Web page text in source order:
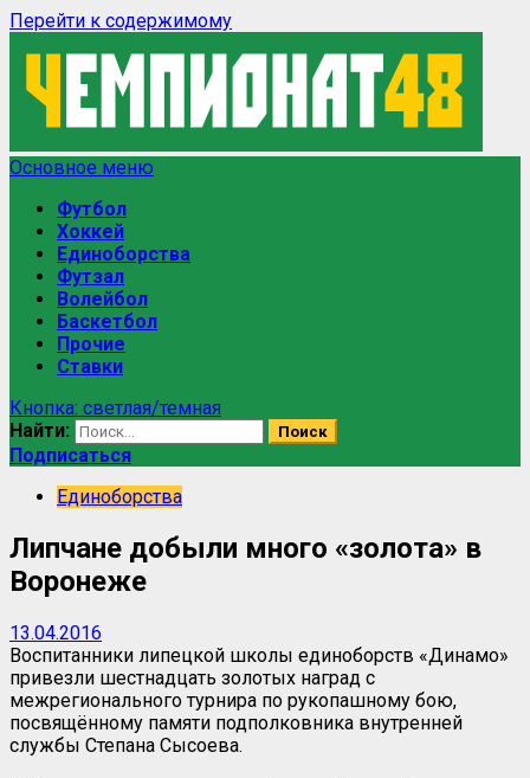
Перейти к содержимому
Основное меню
Футбол
Хоккей
Единоборства
Футзал
Волейбол
Баскетбол
Прочие
Ставки
Кнопка: светлая/темная
Найти:
Подписаться
Единоборства
Липчане добыли много «золота» в
Воронеже
13.04.2016
Воспитанники липецкой школы единоборств «Динамо»
привезли шестнадцать золотых наград с
межрегионального турнира по рукопашному бою,
посвящённому памяти подполковника внутренней
службы Степана Сысоева.